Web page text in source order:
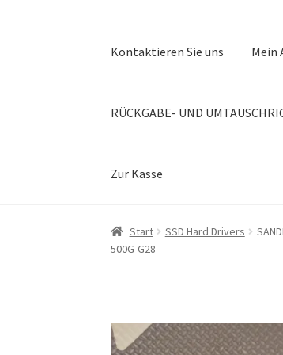
Kontaktieren Sie uns Mein
RÜCKGABE- UND
Zur Kasse
Start ‚Über iABC SSD INC‘ Blog
Start SSD Hard Drivers
500G-G28